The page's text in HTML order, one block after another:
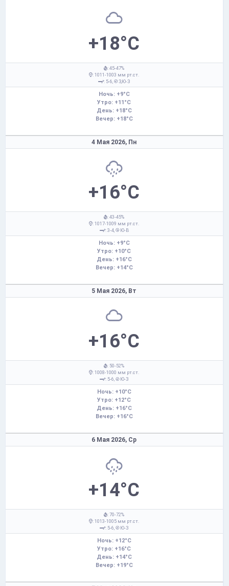
+18°C
: 45-47%
: 1011-1003 мм рт.ст.
: 5-6,
З,Ю-З
Ночь: +9°C
Утро: +11°C
День: +18°C
Вечер: +18°C
4 Мая 2026, Пн
+16°C
: 43-45%
: 1017-1009 мм рт.ст.
: 3-4,
Ю-В
Ночь: +9°C
Утро: +10°C
День: +16°C
Вечер: +14°C
5 Мая 2026, Вт
+16°C
: 50-52%
: 1008-1000 мм рт.ст.
: 5-6,
Ю-З
Ночь: +10°C
Утро: +12°C
День: +16°C
Вечер: +16°C
6 Мая 2026, Ср
+14°C
: 70-72%
: 1013-1005 мм рт.ст.
: 5-6,
Ю-З
Ночь: +12°C
Утро: +16°C
День: +14°C
Вечер: +19°C